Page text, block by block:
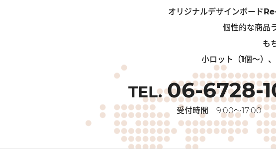
オリジナルデザインボード
個性的な商品
も
小ロット（1個～）
06-6728-
受付時間 9:00～17:00